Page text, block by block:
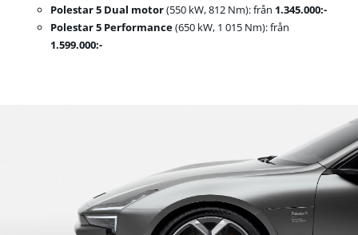
Polestar 5 Dual motor(550 kW, 812 Nm): från 1.345.000:-
Polestar 5 Performance(650 kW, 1 015 Nm): från
1.599.000:-